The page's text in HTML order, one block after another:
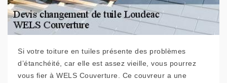
Si votre toiture en tuiles présente des problèmes
d’étanchéité, car elle est assez vieille, vous pourrez
vous fier à WELS Couverture. Ce couvreur a une